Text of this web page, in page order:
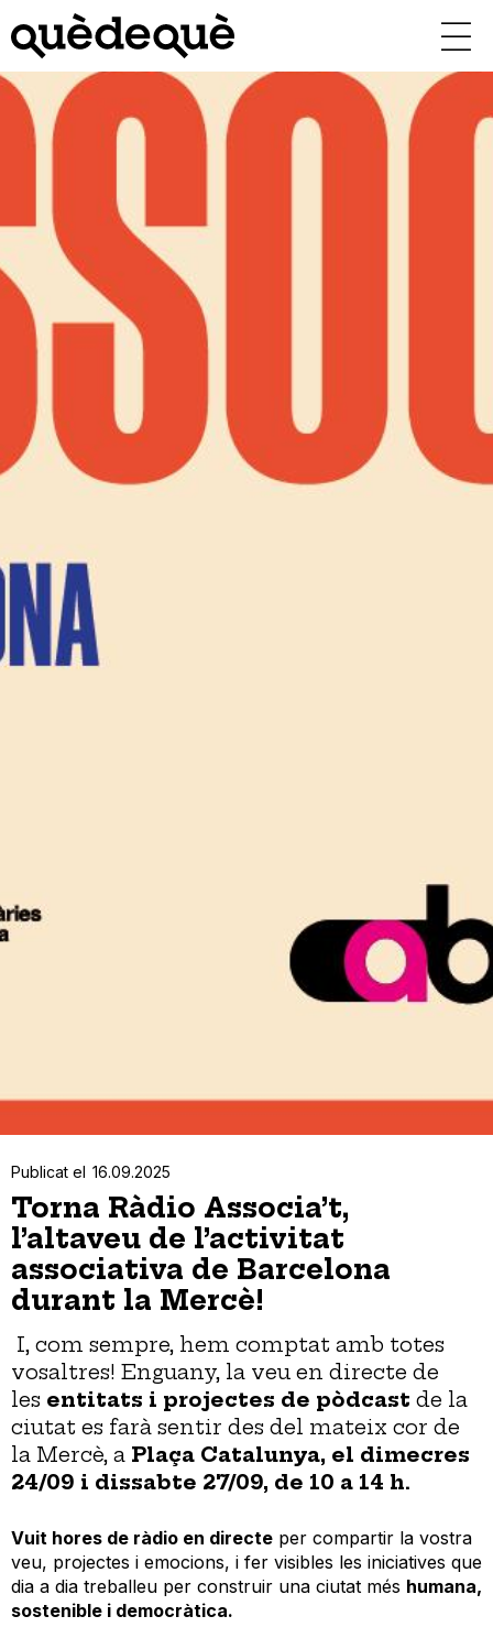
contingut
Publicat el 16.09.2025
Torna Ràdio Associa’t,
l’altaveu de l’activitat
associativa de Barcelona
durant la Mercè!
I, com sempre, hem comptat amb totes
vosaltres! Enguany, la veu en directe de
les entitats i projectes de pòdcast de la
ciutat es farà sentir des del mateix cor de
la Mercè, a Plaça Catalunya, el dimecres
24/09 i dissabte 27/09, de 10 a 14 h.
Vuit hores de ràdio en directe per compartir la vostra
veu, projectes i emocions, i fer visibles les iniciatives que
dia a dia treballeu per construir una ciutat més humana,
sostenible i democràtica.